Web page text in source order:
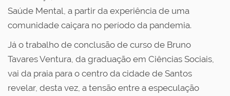
Saúde Mental, a partir da experiência de uma
comunidade caiçara no período da pandemia.
Já o trabalho de conclusão de curso de Bruno
Tavares Ventura, da graduação em Ciências Sociais,
vai da praia para o centro da cidade de Santos
revelar, desta vez, a tensão entre a especulação